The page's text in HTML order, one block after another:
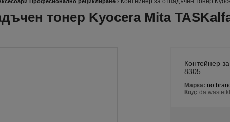
тонер Kyocera Mita
Контейнер
8305
Марка: no
Код: da